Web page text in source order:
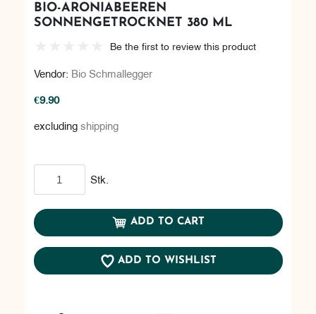
BIO-ARONIABEEREN
SONNENGETROCKNET 380 ML
Be the first to review this product
Vendor: Bio Schmallegger
€9.90
excluding shipping
Stk.
ADD TO CART
ADD TO WISHLIST